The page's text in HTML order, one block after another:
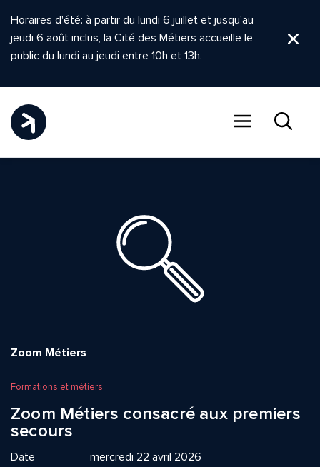
Horaires d'été: à partir du lundi 6 juillet et jusqu'au
jeudi 6 août inclus, la Cité des Métiers accueille le
public du lundi au jeudi entre 10h et 13h.
Zoom Métiers
Formations et métiers
Zoom Métiers consacré aux premiers
secours
Date
mercredi 22 avril 2026